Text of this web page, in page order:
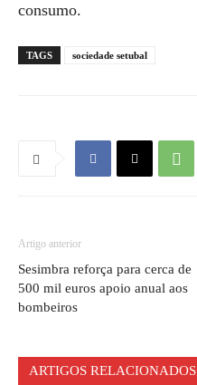
consumo.
TAGS sociedade setubal
Artigo anterior
Sesimbra reforça para cerca de
500 mil euros apoio anual aos
bombeiros
ARTIGOS RELACIONADOS